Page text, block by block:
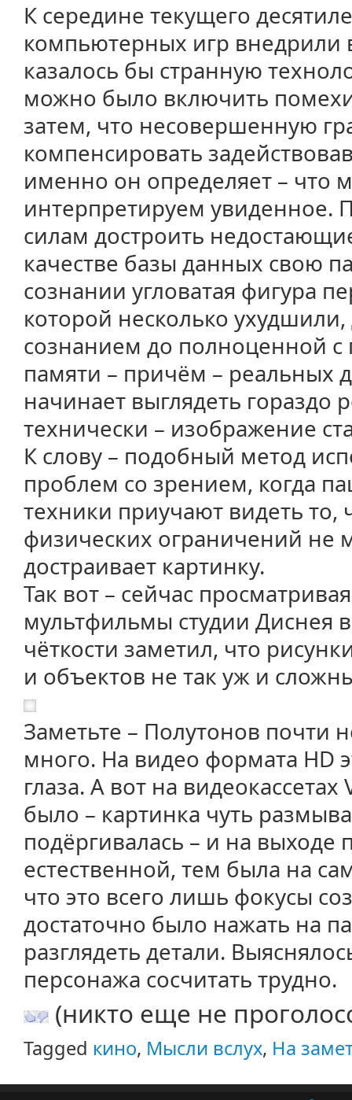
К середине текущего
компьютерных игр внедрили
казалось бы странную
можно было включить
затем, что несовершенную
компенсировать
именно он определяет – что
интерпретируем увиденное.
силам достроить
качестве базы данных свою
сознании угловатая фигура
которой несколько ухудшили,
сознанием до полноценной
памяти – причём – реальных
начинает выглядеть гораздо
технически – изображение
К слову – подобный метод
проблем со зрением, когда
техники приучают видеть то,
физических ограничений не
достраивает картинку.
Так вот – сейчас
мультфильмы студии
чёткости заметил, что
и объектов не так уж и
Заметьте – Полутонов почти
много. На видео формата HD
глаза. А вот на
было – картинка чуть
подёргивалась – и на выходе
естественной, тем была на
что это всего лишь фокусы
достаточно было нажать на
разглядеть детали.
персонажа сосчитать трудно.
(никто еще не
Tagged кино, Мысли вслух, На